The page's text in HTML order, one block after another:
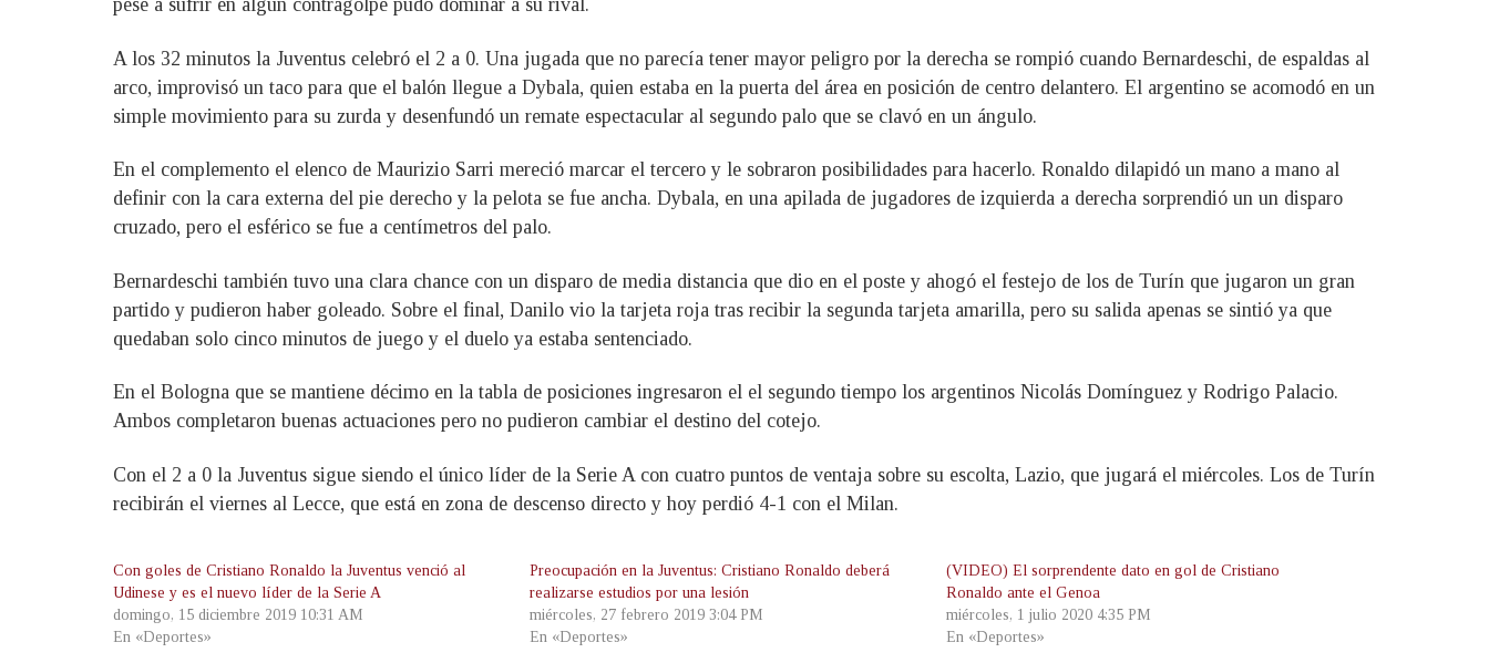
pese a sufrir en algún contragolpe pudo dominar a su rival.
A los 32 minutos la Juventus celebró el 2 a 0. Una jugada que no parecía tener mayor peligro por la derecha se rompió cuando Bernardeschi, de espaldas al
arco, improvisó un taco para que el balón llegue a Dybala, quien estaba en la puerta del área en posición de centro delantero. El argentino se acomodó en un
simple movimiento para su zurda y desenfundó un remate espectacular al segundo palo que se clavó en un ángulo.
En el complemento el elenco de Maurizio Sarri mereció marcar el tercero y le sobraron posibilidades para hacerlo. Ronaldo dilapidó un mano a mano al
definir con la cara externa del pie derecho y la pelota se fue ancha. Dybala, en una apilada de jugadores de izquierda a derecha sorprendió un un disparo
cruzado, pero el esférico se fue a centímetros del palo.
Bernardeschi también tuvo una clara chance con un disparo de media distancia que dio en el poste y ahogó el festejo de los de Turín que jugaron un gran
partido y pudieron haber goleado. Sobre el final, Danilo vio la tarjeta roja tras recibir la segunda tarjeta amarilla, pero su salida apenas se sintió ya que
quedaban solo cinco minutos de juego y el duelo ya estaba sentenciado.
En el Bologna que se mantiene décimo en la tabla de posiciones ingresaron el el segundo tiempo los argentinos Nicolás Domínguez y Rodrigo Palacio.
Ambos completaron buenas actuaciones pero no pudieron cambiar el destino del cotejo.
Con el 2 a 0 la Juventus sigue siendo el único líder de la Serie A con cuatro puntos de ventaja sobre su escolta, Lazio, que jugará el miércoles. Los de Turín
recibirán el viernes al Lecce, que está en zona de descenso directo y hoy perdió 4-1 con el Milan.
Con goles de Cristiano Ronaldo la Juventus venció al
Udinese y es el nuevo líder de la Serie A
domingo, 15 diciembre 2019 10:31 AM
En «Deportes»
Preocupación en la Juventus: Cristiano Ronaldo deberá
realizarse estudios por una lesión
miércoles, 27 febrero 2019 3:04 PM
En «Deportes»
(VIDEO) El sorprendente dato en gol de Cristiano
Ronaldo ante el Genoa
miércoles, 1 julio 2020 4:35 PM
En «Deportes»